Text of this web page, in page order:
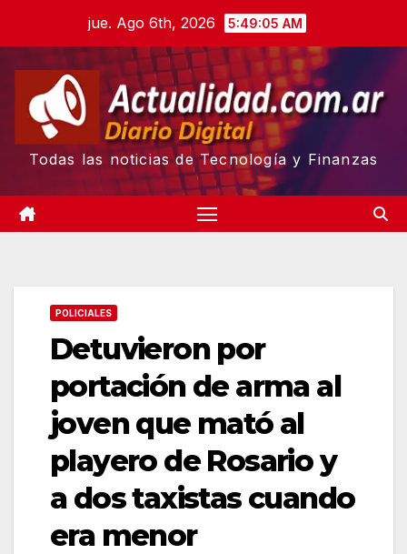
content
jue. Ago 6th, 2026 5:49:06 AM
Todas las noticias de Tecnología y Finanzas
POLICIALES
Detuvieron por
portación de arma al
joven que mató al
playero de Rosario y
a dos taxistas cuando
era menor